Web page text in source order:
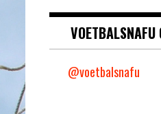
@voetbalsnafu